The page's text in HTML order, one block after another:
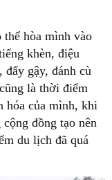
hòa mình vào
khèn, điệu
gậy, đánh cù
là thời điểm
hóa của mình, khi
đồng tạo nên
du lịch đã quá